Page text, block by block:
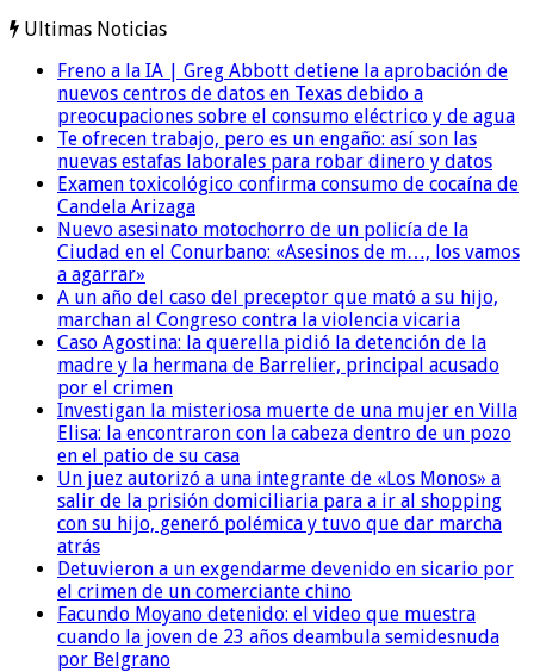
Ultimas Noticias
Freno a la IA | Greg Abbott detiene la aprobación de
nuevos centros de datos en Texas debido a
preocupaciones sobre el consumo eléctrico y de agua
Te ofrecen trabajo, pero es un engaño: así son las
nuevas estafas laborales para robar dinero y datos
Examen toxicológico confirma consumo de cocaína de
Candela Arizaga
Nuevo asesinato motochorro de un policía de la
Ciudad en el Conurbano: «Asesinos de m…, los vamos
a agarrar»
A un año del caso del preceptor que mató a su hijo,
marchan al Congreso contra la violencia vicaria
Caso Agostina: la querella pidió la detención de la
madre y la hermana de Barrelier, principal acusado
por el crimen
Investigan la misteriosa muerte de una mujer en Villa
Elisa: la encontraron con la cabeza dentro de un pozo
en el patio de su casa
Un juez autorizó a una integrante de «Los Monos» a
salir de la prisión domiciliaria para a ir al shopping
con su hijo, generó polémica y tuvo que dar marcha
atrás
Detuvieron a un exgendarme devenido en sicario por
el crimen de un comerciante chino
Facundo Moyano detenido: el video que muestra
cuando la joven de 23 años deambula semidesnuda
por Belgrano